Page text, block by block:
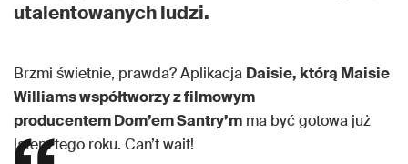
utalentowanych ludzi.
Brzmi świetnie, prawda? Aplikacja Daisie, którą Maisie
Williams współtworzy z filmowym
producentem Dom’em Santry’m ma być gotowa już
latem tego roku. Can’t wait!